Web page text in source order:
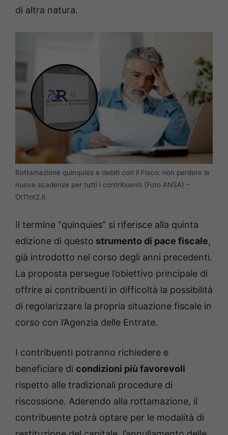
di altra natura.
Rottamazione quinquies e debiti con il Fisco: non perdere le
nuove scadenze per tutti i contribuenti (Foto ANSA) –
Ot11ot2.it
Il termine “quinquies” si riferisce alla quinta
edizione di questo strumento di pace fiscale,
già introdotto nel corso degli anni precedenti.
La proposta persegue l’obiettivo principale di
offrire ai contribuenti in difficoltà la possibilità
di regolarizzare la propria situazione fiscale in
corso con l’Agenzia delle Entrate.
I contribuenti potranno richiedere e
beneficiare di condizioni più favorevoli
rispetto alle tradizionali procedure di
riscossione. Aderendo alla rottamazione, il
contribuente potrà optare per le modalità di